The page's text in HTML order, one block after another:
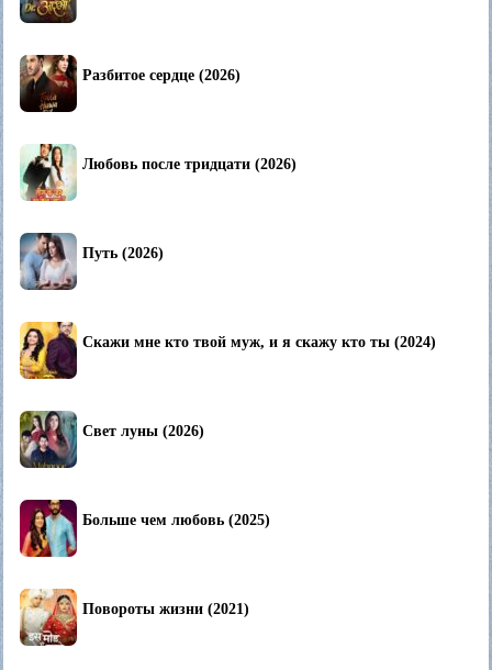
Разбитое сердце (2026)
Любовь после тридцати (2026)
Путь (2026)
Скажи мне кто твой муж, и я скажу кто ты (2024)
Свет луны (2026)
Больше чем любовь (2025)
Повороты жизни (2021)